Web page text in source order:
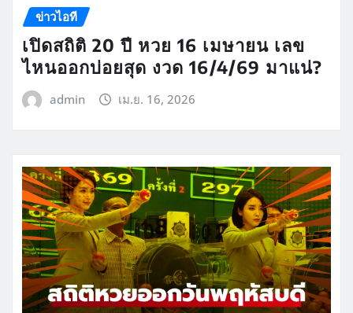
ข่าวไอที
เปิดสถิติ 20 ปี หวย 16 เมษายน เลข
ไหนออกบ่อยสุด งวด 16/4/69 มาแน่?
admin เม.ย. 16, 2026